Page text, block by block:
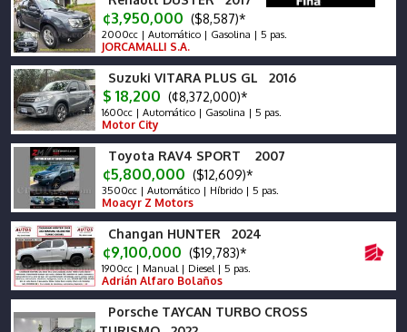
¢3,950,000 ($8,587)*
2000cc | Automático | Gasolina | 5 pas.
JORCAMALLI S.A.
Suzuki VITARA PLUS GL 2016
$ 18,200 (¢8,372,000)*
1600cc | Automático | Gasolina | 5 pas.
Motor City
Toyota RAV4 SPORT 2007
¢5,800,000 ($12,609)*
3500cc | Automático | Híbrido | 5 pas.
Moacyr Z Motors
Changan HUNTER 2024
¢9,100,000 ($19,783)*
1900cc | Manual | Diesel | 5 pas.
Adrián Alfaro Bolaños
Porsche TAYCAN TURBO CROSS